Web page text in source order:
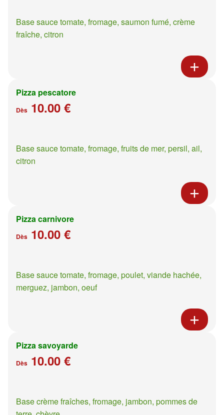
Base sauce tomate, fromage, saumon fumé, crème
fraîche, citron
Pizza pescatore
Dès 10.00 €
Base sauce tomate, fromage, fruits de mer, persil, ail,
citron
Pizza carnivore
Dès 10.00 €
Base sauce tomate, fromage, poulet, viande hachée,
merguez, jambon, oeuf
Pizza savoyarde
Dès 10.00 €
Base crème fraîches, fromage, jambon, pommes de